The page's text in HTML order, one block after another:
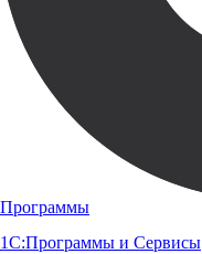
Программы
1С:Программы и Сервисы